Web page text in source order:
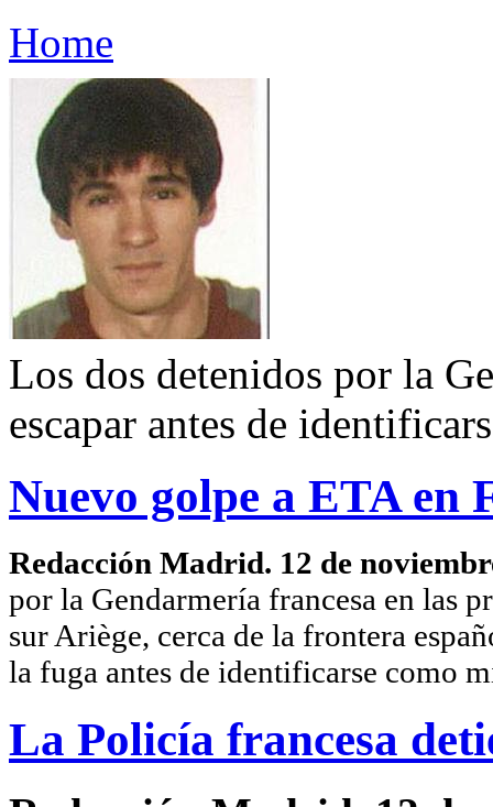
Home
Los dos detenidos por la
escapar antes de
Nuevo golpe a ETA en
Redacción Madrid. 12 de
por la Gendarmería francesa en las
sur Ariège, cerca de la frontera
la fuga antes de identificarse como
La Policía francesa